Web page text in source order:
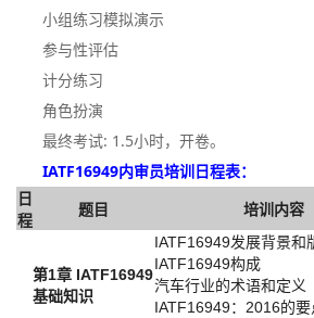
小组练习模拟演示
参与性评估
计分练习
角色扮演
最终考试: 1.5小时，开卷。
IATF16949内审员培训日程表：
日
程
题目 培训内容
第1章 IATF16949
基础知识
IATF16949发展背景和
IATF16949构成
汽车行业的术语和定义
IATF16949：2016的要